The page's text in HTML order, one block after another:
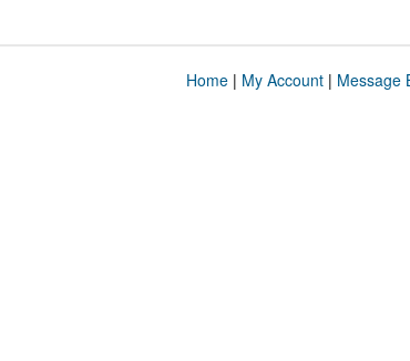
Home| My Account| Message